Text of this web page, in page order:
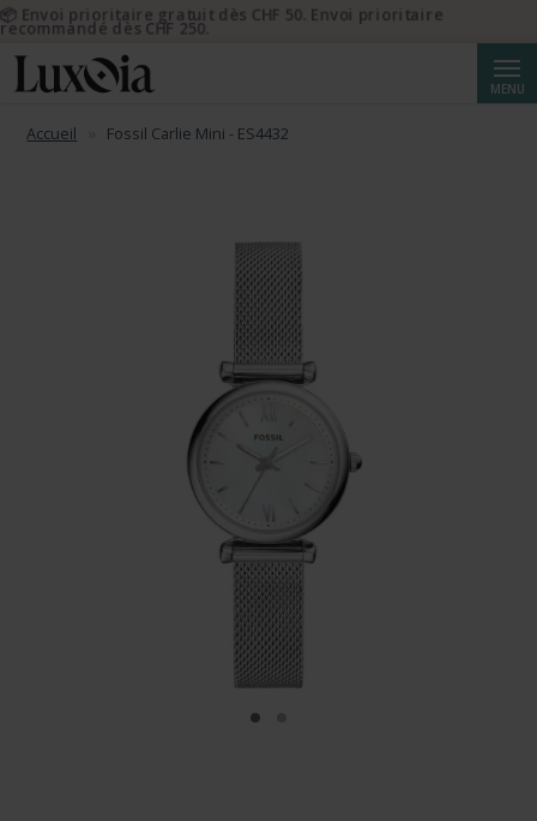
MENU
Accueil Fossil Carlie Mini - ES4432
📦 Envoi prioritaire gratuit dès CHF 50. Envoi prioritaire
recommandé dès CHF 250.